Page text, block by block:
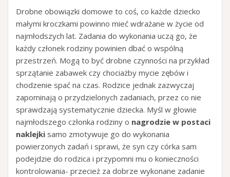
Drobne obowiązki domowe to coś, co każde dziecko
małymi kroczkami powinno mieć wdrażane w życie od
najmłodszych lat. Zadania do wykonania uczą go, że
każdy członek rodziny powinien dbać o wspólną
przestrzeń. Mogą to być drobne czynności na przykład
sprzątanie zabawek czy chociażby mycie zębów i
chodzenie spać na czas. Rodzice jednak zazwyczaj
zapominają o przydzielonych zadaniach, przez co nie
sprawdzają systematycznie dziecka. Myśl w głowie
najmłodszego członka rodziny o nagrodzie w postaci
naklejki samo zmotywuje go do wykonania
powierzonych zadań i sprawi, że syn czy córka sam
podejdzie do rodzica i przypomni mu o konieczności
kontrolowania- przecież za dobrze wykonane zadanie